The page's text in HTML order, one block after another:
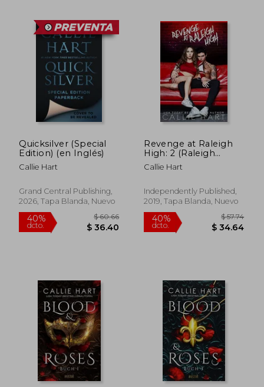
45%
dcto.
40%
dcto.
45%
dcto. $ 20.99
45%
dcto.
Quicksilver (Special
Edition) (en Inglés)
Callie Hart
Grand Central Publishing,
2026, Tapa Blanda, Nuevo
Revenge at Raleigh
High: 2 (Raleigh
Rebels) (en Inglés)
Callie Hart
Independently Published,
2019, Tapa Blanda, Nuevo